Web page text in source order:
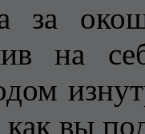
за
на
как вы